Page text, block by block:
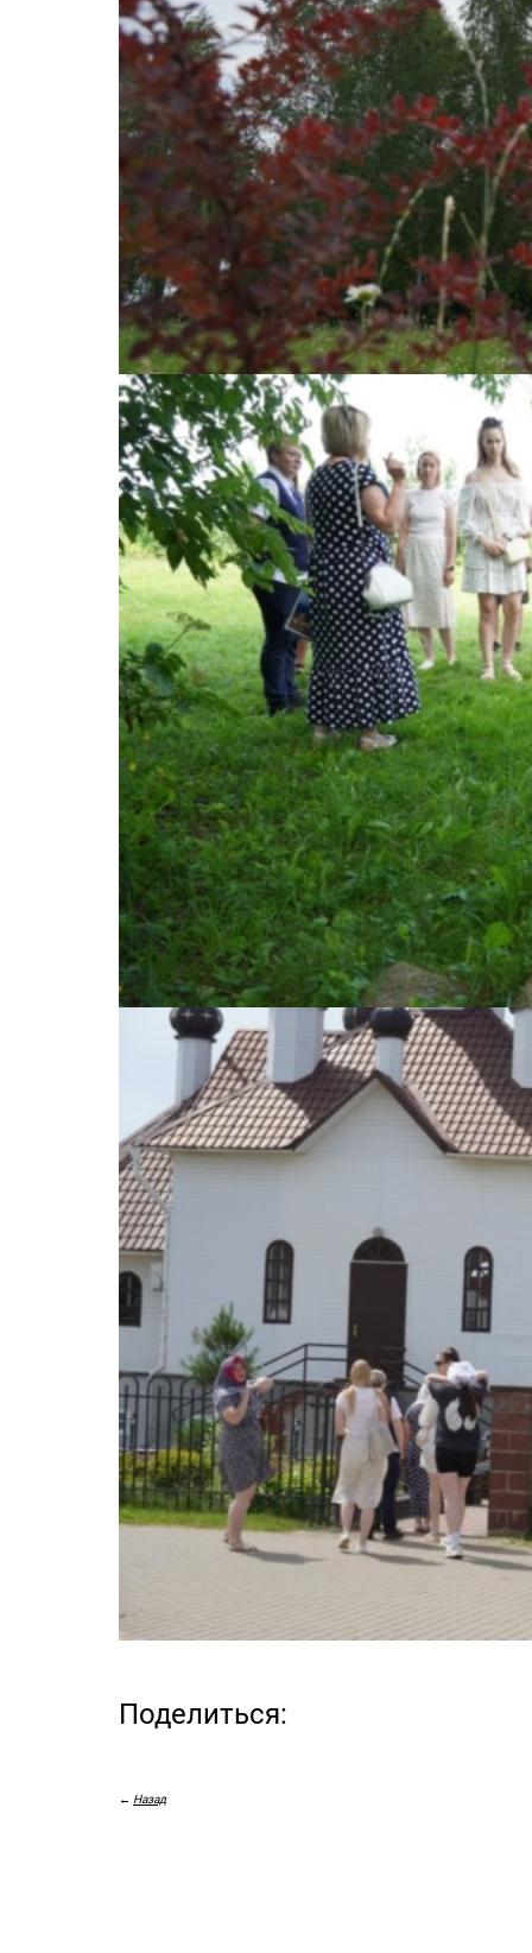
Поделиться:
← Назад